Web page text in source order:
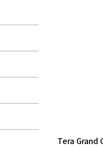
Tera Grand